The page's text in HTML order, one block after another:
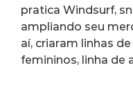
pratica Windsurf,
ampliando seu
aí, criaram linhas
femininos, linha de